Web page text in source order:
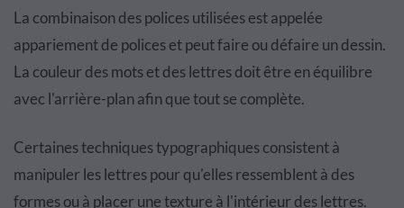
La combinaison des polices utilisées est appelée
appariement de polices et peut faire ou défaire un dessin.
La couleur des mots et des lettres doit être en équilibre
avec l'arrière-plan afin que tout se complète.
Certaines techniques typographiques consistent à
manipuler les lettres pour qu'elles ressemblent à des
formes ou à placer une texture à l'intérieur des lettres.